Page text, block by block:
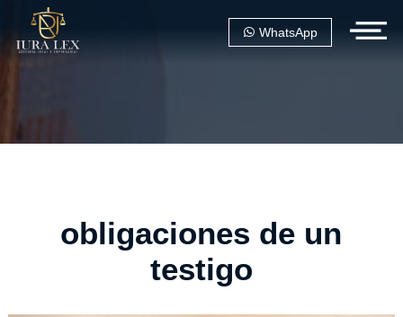
WhatsApp
obligaciones de un
testigo